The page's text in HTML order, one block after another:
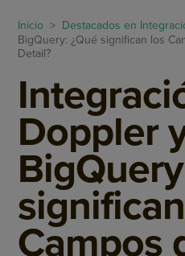
Inicio > Destacados en
BigQuery: ¿Qué significan los
Detail?
Doppler
Campos